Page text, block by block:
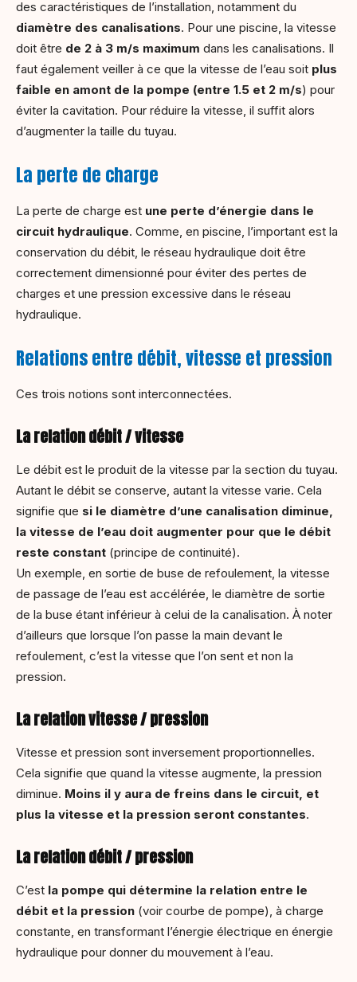
des caractéristiques de l’installation, notamment du
diamètre des canalisations. Pour une piscine, la vitesse
doit être de 2 à 3 m/s maximum dans les canalisations. Il
faut également veiller à ce que la vitesse de l’eau soit plus
faible en amont de la pompe (entre 1.5 et 2 m/s) pour
éviter la cavitation. Pour réduire la vitesse, il suffit alors
d’augmenter la taille du tuyau.
La perte de charge
La perte de charge est une perte d’énergie dans le
circuit hydraulique. Comme, en piscine, l’important est la
conservation du débit, le réseau hydraulique doit être
correctement dimensionné pour éviter des pertes de
charges et une pression excessive dans le réseau
hydraulique.
Relations entre débit, vitesse et pression
Ces trois notions sont interconnectées.
La relation débit / vitesse
Le débit est le produit de la vitesse par la section du tuyau.
Autant le débit se conserve, autant la vitesse varie. Cela
signifie que si le diamètre d’une canalisation diminue,
la vitesse de l’eau doit augmenter pour que le débit
reste constant (principe de continuité).
Un exemple, en sortie de buse de refoulement, la vitesse
de passage de l’eau est accélérée, le diamètre de sortie
de la buse étant inférieur à celui de la canalisation. À noter
d’ailleurs que lorsque l’on passe la main devant le
refoulement, c’est la vitesse que l’on sent et non la
pression.
La relation vitesse / pression
Vitesse et pression sont inversement proportionnelles.
Cela signifie que quand la vitesse augmente, la pression
diminue. Moins il y aura de freins dans le circuit, et
plus la vitesse et la pression seront constantes.
La relation débit / pression
C’est la pompe qui détermine la relation entre le
débit et la pression (voir courbe de pompe), à charge
constante, en transformant l’énergie électrique en énergie
hydraulique pour donner du mouvement à l’eau.